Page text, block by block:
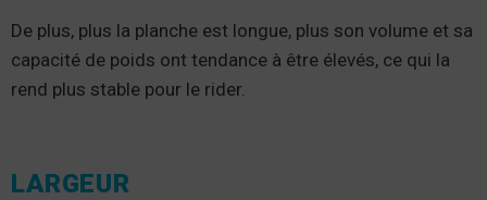
De plus, plus la planche est longue, plus son volume et sa
capacité de poids ont tendance à être élevés, ce qui la
rend plus stable pour le rider.
LARGEUR